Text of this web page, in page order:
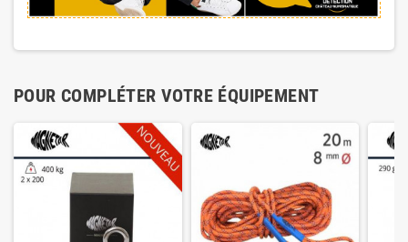
POUR COMPLÉTER VOTRE ÉQUIPEMENT